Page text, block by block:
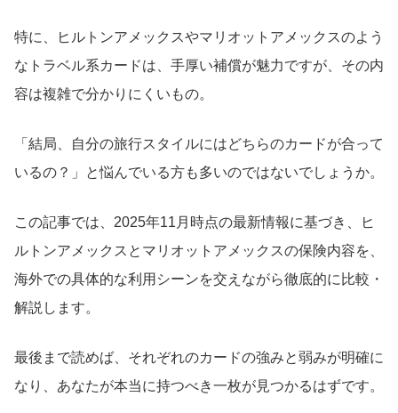
特に、ヒルトンアメックスやマリオットアメックスのよう
なトラベル系カードは、手厚い補償が魅力ですが、その内
容は複雑で分かりにくいもの。
「結局、自分の旅行スタイルにはどちらのカードが合って
いるの？」と悩んでいる方も多いのではないでしょうか。
この記事では、2025年11月時点の最新情報に基づき、ヒ
ルトンアメックスとマリオットアメックスの保険内容を、
海外での具体的な利用シーンを交えながら徹底的に比較・
解説します。
最後まで読めば、それぞれのカードの強みと弱みが明確に
なり、あなたが本当に持つべき一枚が見つかるはずです。